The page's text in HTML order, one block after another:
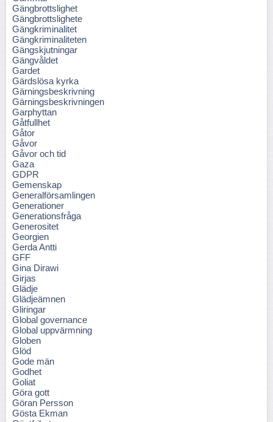
Gängbrottslighet
Gängbrottslighete
Gängkriminalitet
Gängkriminaliteten
Gängskjutningar
Gängvåldet
Gardet
Gärdslösa kyrka
Gärningsbeskrivning
Gärningsbeskrivningen
Garphyttan
Gåtfullhet
Gåtor
Gåvor
Gåvor och tid
Gaza
GDPR
Gemenskap
Generalförsamlingen
Generationer
Generationsfråga
Generositet
Georgien
Gerda Antti
GFF
Gina Dirawi
Girjas
Glädje
Glädjeämnen
Gliringar
Global governance
Global uppvärmning
Globen
Glöd
Gode män
Godhet
Goliat
Göra gott
Göran Persson
Gösta Ekman